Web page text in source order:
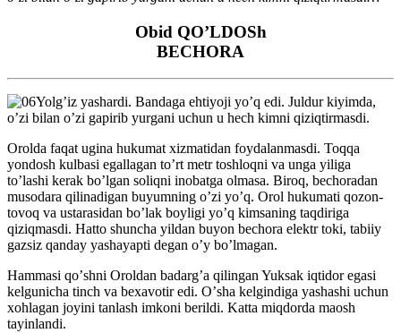
Obid QOʼLDOSh
BECHORА
Yolgʼiz yashardi. Bandaga ehtiyoji yoʼq edi. Juldur kiyimda,
oʼzi bilan oʼzi gapirib yurgani uchun u hech kimni qiziqtirmasdi.
Orolda faqat ugina hukumat xizmatidan foydalanmasdi. Toqqa
yondosh kulbasi egallagan toʼrt metr toshloqni va unga yiliga
toʼlashi kerak boʼlgan soliqni inobatga olmasa. Biroq, bechoradan
musodara qilinadigan buyumning oʼzi yoʼq. Orol hukumati qozon-
tovoq va ustarasidan boʼlak boyligi yoʼq kimsaning taqdiriga
qiziqmasdi. Hatto shuncha yildan buyon bechora elektr toki, tabiiy
gazsiz qanday yashayapti degan oʼy boʼlmagan.
Hammasi qoʼshni Oroldan badargʼa qilingan Yuksak iqtidor egasi
kelgunicha tinch va bexavotir edi. Oʼsha kelgindiga yashashi uchun
xohlagan joyini tanlash imkoni berildi. Katta miqdorda maosh
tayinlandi.